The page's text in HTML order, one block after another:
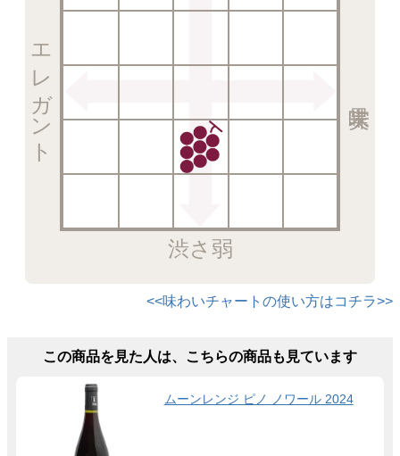
渋さ弱
エレガント
<<味わいチャートの使い方はコチラ>>
この商品を見た人は、こちらの商品も見ています
ムーンレンジ ピノ ノワール 2024